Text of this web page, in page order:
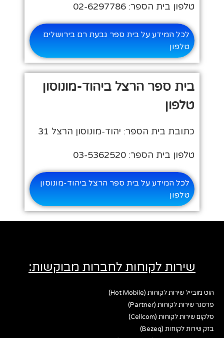
טלפון בית הספר: 02-6297786
לכל המידע על בית ספר גבעת רם בירושלים
טלפון
בית ספר הרצל ביהוד-מונוסון
טלפון
כתובת בית הספר: יהוד-מונוסון הרצל 31
טלפון בית הספר: 03-5362520
לכל המידע על בית ספר הרצל ביהוד-מונוסון
טלפון
שירות לקוחות לחברות מבוקשות:
הוט מובייל שירות לקוחות (Hot Mobile)
פרטנר שירות לקוחות (Partner)
סלקום שירות לקוחות (Cellcom)
בזק שירות לקוחות (Bezeq)